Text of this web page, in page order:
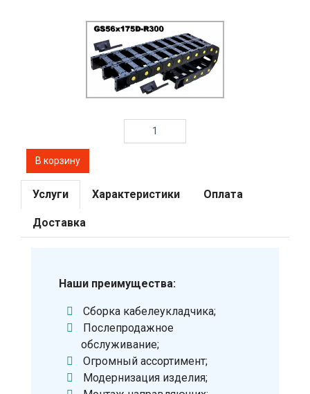
Услуги Характеристики Оплата
Доставка
Наши преимущества:
Сборка кабелеукладчика;
Послепродажное
обслуживание;
Огромный ассортимент;
Модернизация изделия;